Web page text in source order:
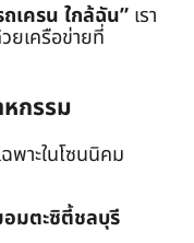
ถเครน ใกล้ฉัน” เรา
ยเครือข่ายที่
กรรม
พาะในโซนนิคม
มตะซิตี้ชลบุรี